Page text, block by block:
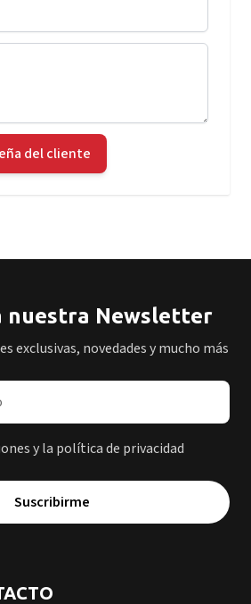
del cliente
nuestra Newsletter
exclusivas, novedades y mucho más
y la política de privacidad
Suscribirme